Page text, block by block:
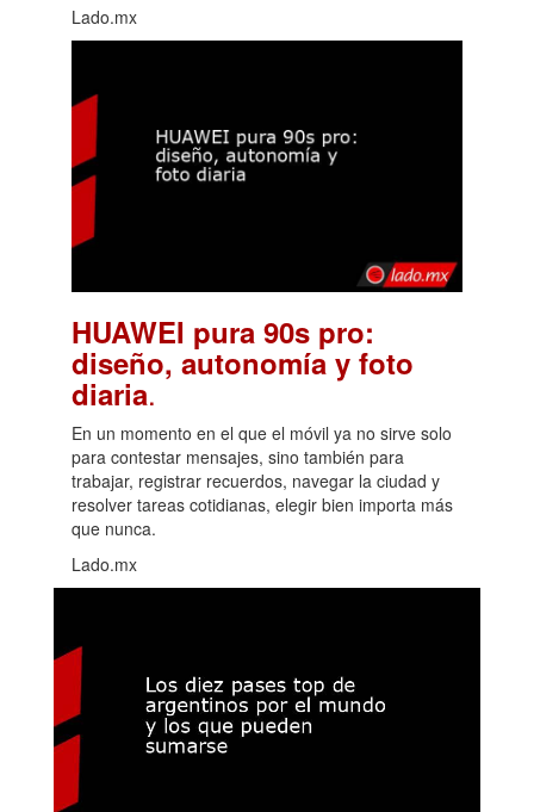
Lado.mx
HUAWEI pura 90s pro:
diseño, autonomía y foto
diaria.
En un momento en el que el móvil ya no sirve solo
para contestar mensajes, sino también para
trabajar, registrar recuerdos, navegar la ciudad y
resolver tareas cotidianas, elegir bien importa más
que nunca.
Lado.mx